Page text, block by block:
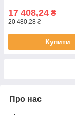
17 408,24 ₴
20 480,28 ₴
Купити
Про нас